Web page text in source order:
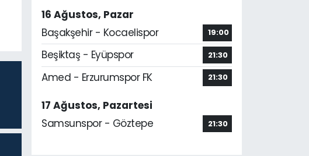
16 Ağustos, Pazar
Başakşehir - Kocaelispor
19:00
Beşiktaş - Eyüpspor 21:30
Amed - Erzurumspor FK 21:30
17 Ağustos, Pazartesi
Samsunspor - Göztepe
21:30